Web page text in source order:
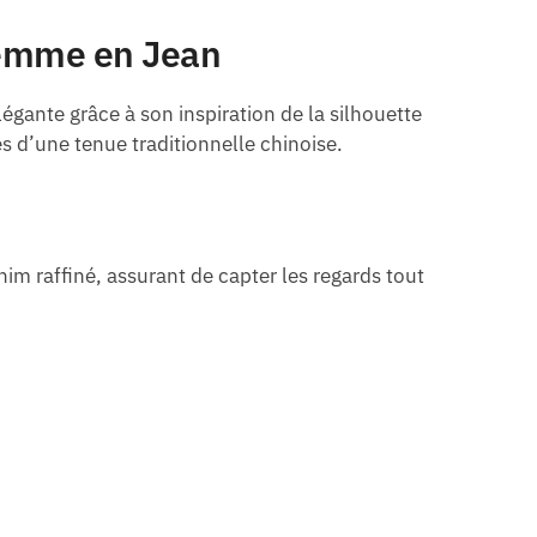
en Jean
grâce à son inspiration de la silhouette
d’une tenue traditionnelle chinoise.
raffiné, assurant de capter les regards tout